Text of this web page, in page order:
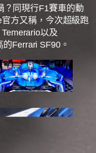
？同現行F1賽車的動
方又稱，今次超級跑
以及
Ferrari SF90。